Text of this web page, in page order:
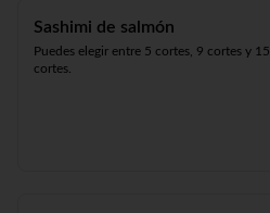
Sashimi de salmón
Puedes elegir entre 5 cortes, 9 cortes y 15
cortes.